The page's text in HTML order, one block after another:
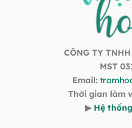
CÔNG TY
MST
Email:
Thời gian làm
▶ Hệ